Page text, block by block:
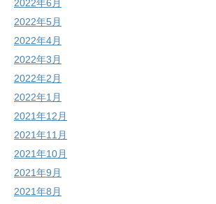
2022年6月
2022年5月
2022年4月
2022年3月
2022年2月
2022年1月
2021年12月
2021年11月
2021年10月
2021年9月
2021年8月